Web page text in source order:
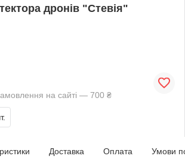
дронів "Стевія"
на сайті — 700 ₴
Доставка Оплата Умови